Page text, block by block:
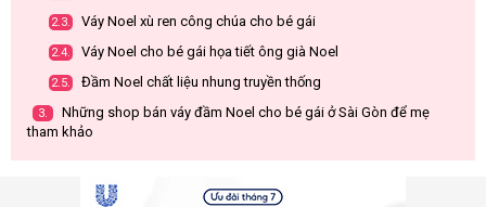
2.3. Váy Noel xù ren công chúa cho bé gái
2.4. Váy Noel cho bé gái họa tiết ông già Noel
2.5. Đầm Noel chất liệu nhung truyền thống
3.
Những shop bán váy đầm Noel cho bé gái ở Sài Gòn để mẹ
tham khảo